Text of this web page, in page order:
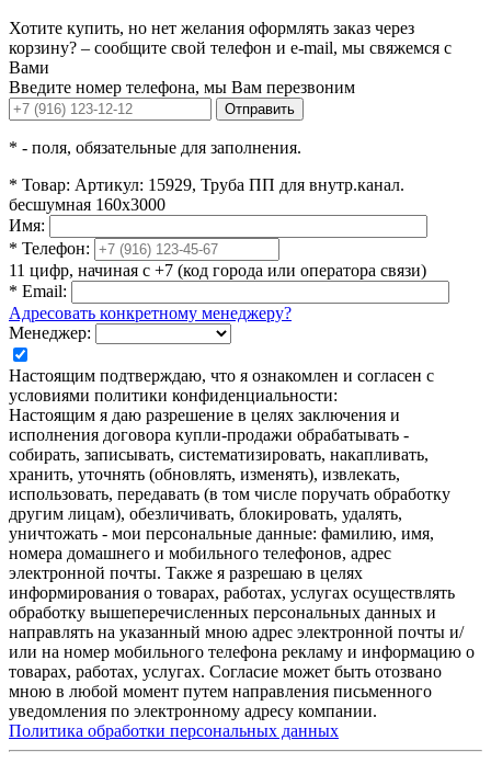
Хотите купить, но нет желания оформлять заказ через
корзину? – сообщите свой телефон и e-mail, мы свяжемся с
Вами
Введите номер телефона, мы Вам перезвоним
Отправить
* - поля, обязательные для заполнения.
* Товар: Артикул: 15929, Труба ПП для внутр.канал.
бесшумная 160x3000
Имя:
* Телефон:
11 цифр, начиная с +7 (код города или оператора связи)
* Email:
Адресовать конкретному менеджеру?
Менеджер:
Настоящим подтверждаю, что я ознакомлен и согласен с
условиями политики конфиденциальности:
Настоящим я даю разрешение в целях заключения и
исполнения договора купли-продажи обрабатывать -
собирать, записывать, систематизировать, накапливать,
хранить, уточнять (обновлять, изменять), извлекать,
использовать, передавать (в том числе поручать обработку
другим лицам), обезличивать, блокировать, удалять,
уничтожать - мои персональные данные: фамилию, имя,
номера домашнего и мобильного телефонов, адрес
электронной почты. Также я разрешаю в целях
информирования о товарах, работах, услугах осуществлять
обработку вышеперечисленных персональных данных и
направлять на указанный мною адрес электронной почты и/
или на номер мобильного телефона рекламу и информацию о
товарах, работах, услугах. Согласие может быть отозвано
мною в любой момент путем направления письменного
уведомления по электронному адресу компании.
Политика обработки персональных данных